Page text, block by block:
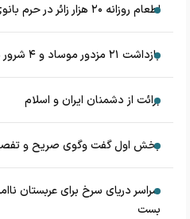
اطعام روزانه ۲۰ هزار زائر در حرم بانوی کرامت تا پایان ماه صفر
بازداشت ۲۱ مزدور موساد و ۴ شرور مسلح توسط وزارت اطلاعات
برائت از دشمنان ایران و اسلام
بخش اول گفت وگوی صریح و
سراسر دریای سرخ برای عربستان
بست